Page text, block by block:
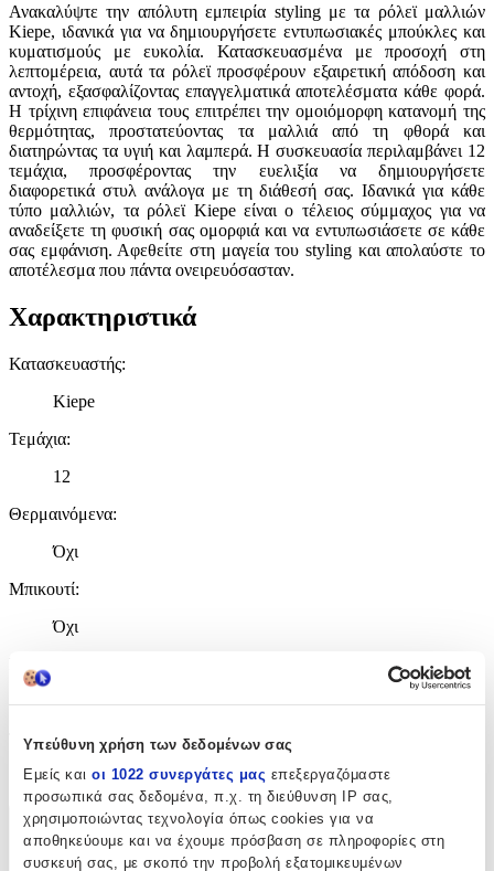
Υπεύθυνη χρήση των δεδομένων σας
Εμείς και οι 1022 συνεργάτες μας επεξεργαζόμαστε
προσωπικά σας δεδομένα, π.χ. τη διεύθυνση IP σας,
χρησιμοποιώντας τεχνολογία όπως cookies για να
αποθηκεύουμε και να έχουμε πρόσβαση σε πληροφορίες στη
συσκευή σας, με σκοπό την προβολή εξατομικευμένων
Ανακαλύψτε την απόλυτη εμπειρία styling με τα ρόλεϊ μαλλιών
Kiepe, ιδανικά για να δημιουργήσετε εντυπωσιακές μπούκλες και
κυματισμούς με ευκολία. Κατασκευασμένα με προσοχή στη
λεπτομέρεια, αυτά τα ρόλεϊ προσφέρουν εξαιρετική απόδοση και
αντοχή, εξασφαλίζοντας επαγγελματικά αποτελέσματα κάθε φορά.
Η τρίχινη επιφάνεια τους επιτρέπει την ομοιόμορφη κατανομή της
θερμότητας, προστατεύοντας τα μαλλιά από τη φθορά και
διατηρώντας τα υγιή και λαμπερά. Η συσκευασία περιλαμβάνει 12
τεμάχια, προσφέροντας την ευελιξία να δημιουργήσετε
διαφορετικά στυλ ανάλογα με τη διάθεσή σας. Ιδανικά για κάθε
τύπο μαλλιών, τα ρόλεϊ Kiepe είναι ο τέλειος σύμμαχος για να
αναδείξετε τη φυσική σας ομορφιά και να εντυπωσιάσετε σε κάθε
σας εμφάνιση. Αφεθείτε στη μαγεία του styling και απολαύστε το
αποτέλεσμα που πάντα ονειρευόσασταν.
Χαρακτηριστικά
Κατασκευαστής:
Kiepe
Τεμάχια:
12
Θερμαινόμενα:
Όχι
Μπικουτί:
Όχι
Όχι
Τρίχινα:
Ναι
Χαρακτηριστικά